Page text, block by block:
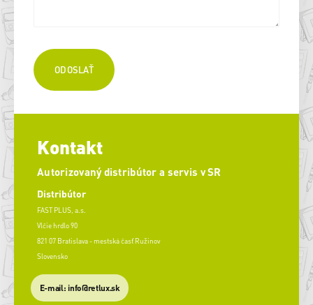
Kontakt
Autorizovaný distribútor a servis v SR
Distribútor
FAST PLUS, a.s.
Vlčie hrdlo 90
821 07 Bratislava - mestská časť Ružinov
Slovensko
E-mail: info@retlux.sk